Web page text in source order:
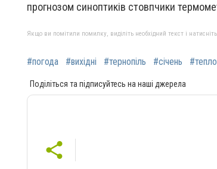
прогнозом синоптиків стовпчики
Якщо ви помітили помилку, виділіть необхідний текст і
#погода #вихідні #тернопіль #січень #тепло
Поділіться та підписуйтесь на наші джерела